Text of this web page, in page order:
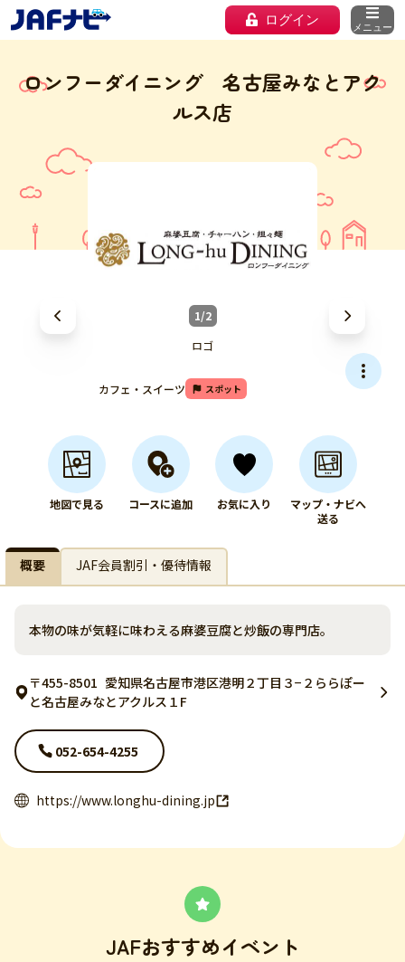
ログイン メニュー
ロンフーダイニング 名古屋みなとアク
ルス店
1/2
ロゴ
カフェ・スイーツ スポット
地図で見る コースに追加 お気に入り
マップ・ナビへ
送る
概要 JAF会員割引・優待情報
本物の味が気軽に味わえる麻婆豆腐と炒飯の専門店。
〒455-8501 愛知県名古屋市港区港明２丁目３−２ららぽー
と名古屋みなとアクルス１F
052-654-4255
https://www.longhu-dining.jp
JAFおすすめイベント